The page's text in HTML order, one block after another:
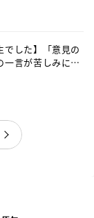
でした】「意見の
一言が苦しみに…